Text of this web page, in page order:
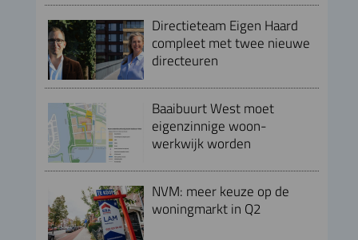
Directieteam Eigen Haard
compleet met twee nieuwe
directeuren
Baaibuurt West moet
eigenzinnige woon-
werkwijk worden
NVM: meer keuze op de
woningmarkt in Q2